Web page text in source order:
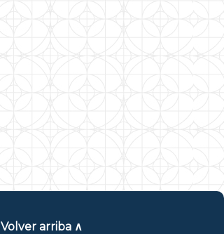
Volver arriba ∧